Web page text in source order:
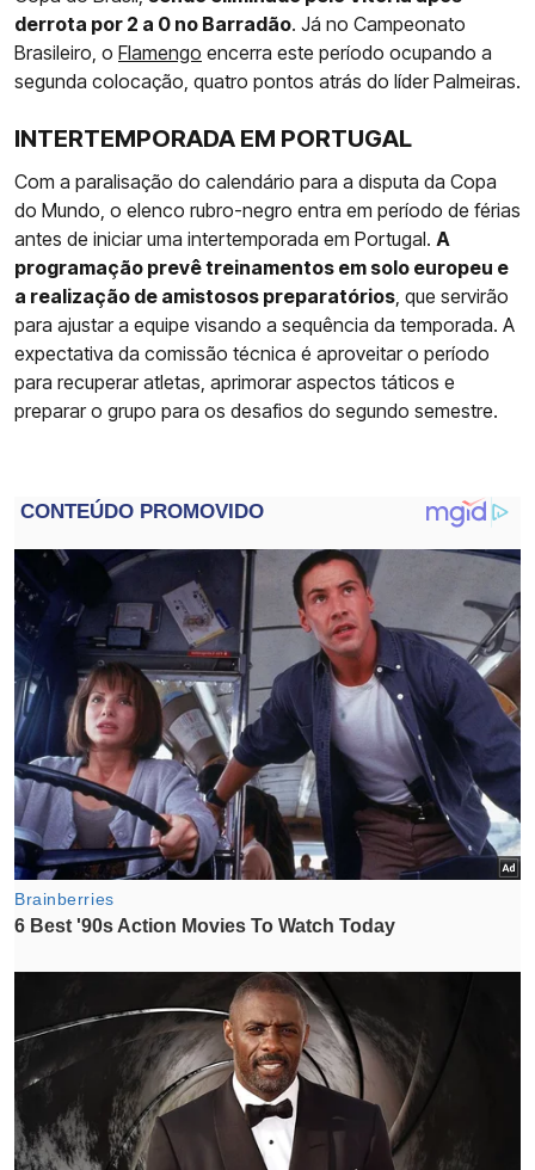
derrota por 2 a 0 no Barradão. Já no Campeonato
Brasileiro, o Flamengo encerra este período ocupando a
segunda colocação, quatro pontos atrás do líder Palmeiras.
INTERTEMPORADA EM PORTUGAL
Com a paralisação do calendário para a disputa da Copa
do Mundo, o elenco rubro-negro entra em período de férias
antes de iniciar uma intertemporada em Portugal. A
programação prevê treinamentos em solo europeu e
a realização de amistosos preparatórios , que servirão
para ajustar a equipe visando a sequência da temporada. A
expectativa da comissão técnica é aproveitar o período
para recuperar atletas, aprimorar aspectos táticos e
preparar o grupo para os desafios do segundo semestre.